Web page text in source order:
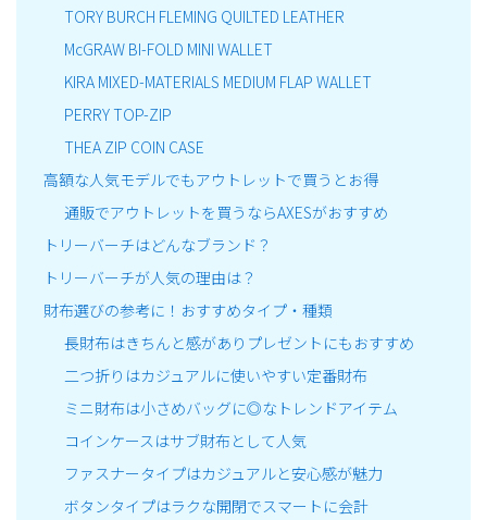
TORY BURCH FLEMING QUILTED LEATHER
McGRAW BI-FOLD MINI WALLET
KIRA MIXED-MATERIALS MEDIUM FLAP WALLET
PERRY TOP-ZIP
THEA ZIP COIN CASE
高額な人気モデルでもアウトレットで買うとお得
通販でアウトレットを買うならAXESがおすすめ
トリーバーチはどんなブランド？
トリーバーチが人気の理由は？
財布選びの参考に！おすすめタイプ・種類
長財布はきちんと感がありプレゼントにもおすすめ
二つ折りはカジュアルに使いやすい定番財布
ミニ財布は小さめバッグに◎なトレンドアイテム
コインケースはサブ財布として人気
ファスナータイプはカジュアルと安心感が魅力
ボタンタイプはラクな開閉でスマートに会計